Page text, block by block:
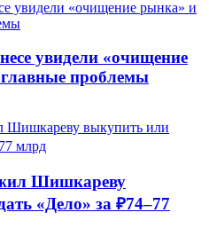
увидели «очищение
проблемы
Шишкареву
«Дело» за ₽74–77